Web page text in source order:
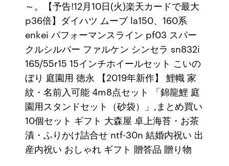
～。【予告!12月10日(火)楽天カードで最大
p36倍】ダイハツ ムーブ la150、160系
enkei パフォーマンスライン pf03 スパー
クルシルバー ファルケン シンセラ sn832i
165/55r15 15インチホイールセット こいの
ぼり 庭園用 徳永 【2019年新作】 鯉幟 家
紋・名前入可能 4m8点セット 「錦龍鯉 庭
園用スタンドセット（砂袋）」,まとめ買い
10個セット ギフト 大森屋 卓上海苔・お茶
漬・ふりかけ詰合せ ntf-30n 結婚内祝い 出
産内祝い おしゃれ ギフト 贈答品 贈り物